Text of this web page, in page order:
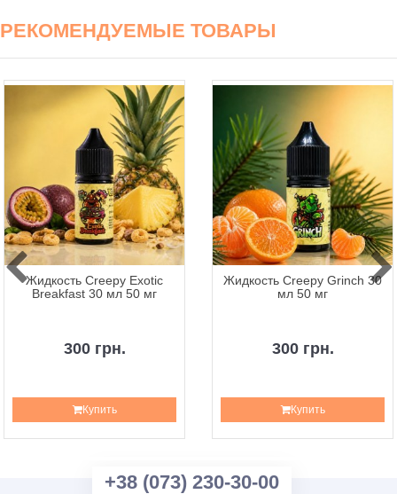
РЕКОМЕНДУЕМЫЕ ТОВАРЫ
Жидкость Creepy Exotic
Breakfast 30 мл 50 мг
300 грн.
Купить
Жидкость Creepy Grinch 30
мл 50 мг
300 грн.
Купить
+38 (073) 230-30-00